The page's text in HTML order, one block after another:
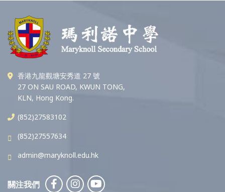
香港九龍觀塘安秀道 27 號
27 ON SAU ROAD, KWUN TONG,
KLN, Hong Kong.
(852)27583102
(852)27557634
admin@maryknoll.edu.hk
關注我們